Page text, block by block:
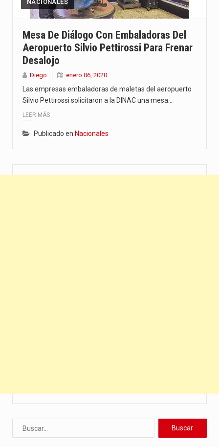
NACIONALES
Mesa De Diálogo Con Embaladoras Del
Aeropuerto Silvio Pettirossi Para Frenar
Desalojo
Diego enero 06, 2020
Las empresas embaladoras de maletas del aeropuerto
Silvio Pettirossi solicitaron a la DINAC una mesa…
LEER MÁS
Publicado en Nacionales